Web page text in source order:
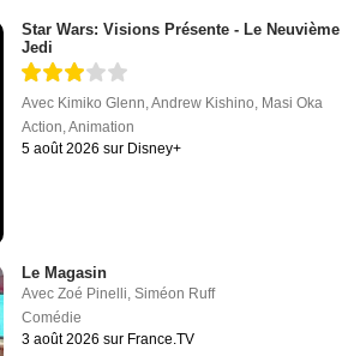
Star Wars: Visions Présente - Le Neuvième
Jedi
Avec Kimiko Glenn,Andrew Kishino, Masi Oka
Action,Animation
5 août 2026 sur Disney+
Le Magasin
AvecZoé Pinelli,Siméon Ruff
Comédie
3 août 2026 sur France.TV